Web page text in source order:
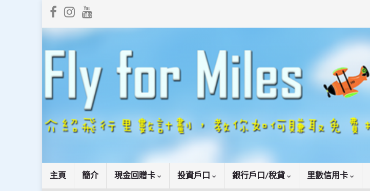
主頁 簡介 現金回贈卡 投資戶口 銀行戶口/稅貸 里數信用卡